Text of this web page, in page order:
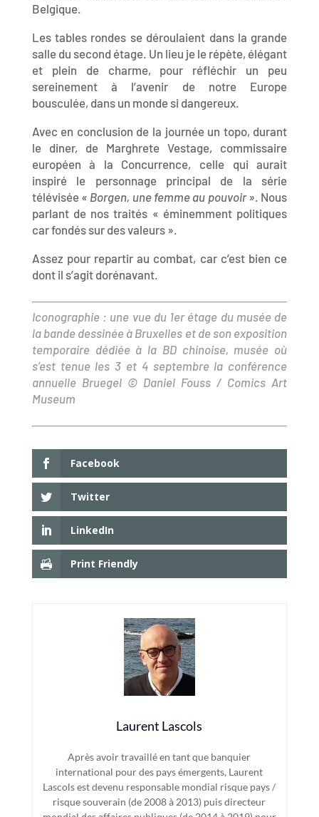
Belgique.
Les tables rondes se déroulaient dans la grande
salle du second étage. Un lieu je le répète, élégant
et plein de charme, pour réfléchir un peu
sereinement à l’avenir de notre Europe
bousculée, dans un monde si dangereux.
Avec en conclusion de la journée un topo, durant
le diner, de Marghrete Vestage, commissaire
européen à la Concurrence, celle qui aurait
inspiré le personnage principal de la série
télévisée « Borgen, une femme au pouvoir ». Nous
parlant de nos traités « éminemment politiques
car fondés sur des valeurs ».
Assez pour repartir au combat, car c’est bien ce
dont il s’agit dorénavant.
Iconographie : une vue du 1er étage du musée de
la bande dessinée à Bruxelles et de son exposition
temporaire dédiée à la BD chinoise, musée où
s’est tenue les 3 et 4 septembre la conférence
annuelle Bruegel © Daniel Fouss / Comics Art
Museum
Facebook
Twitter
LinkedIn
Print Friendly
Laurent Lascols
Après avoir travaillé en tant que banquier
international pour des pays émergents, Laurent
Lascols est devenu responsable mondial risque pays /
risque souverain (de 2008 à 2013) puis directeur